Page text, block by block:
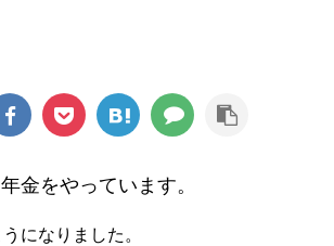
金をやっています。
になりました。